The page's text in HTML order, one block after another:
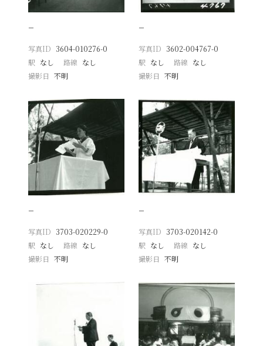
−
写真ID 3604-010276-0
駅 なし 路線 なし
撮影日
不明
−
写真ID 3602-004767-0
駅 なし 路線 なし
撮影日 不明
−
写真ID 3703-020229-0
駅 なし 路線 なし
撮影日
不明
−
写真ID 3703-020142-0
駅 なし 路線 なし
撮影日 不明